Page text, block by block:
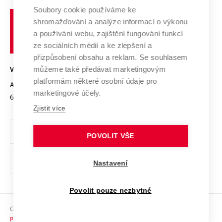
Výzkumné infrastruktury
Transfer znalostí
Open Science
Projekty
Projekty ze strukturálních fondů
Specifický výzkum
Spolupráce se školami
Služby univerzity
Mezinárodní dohody
Univerzitní sítě
Profil univerzity
Udržitelná univerzita
Podnikavá univerzita / ContriBUTe
Bezpečná univerzita
Vyznamenání
Organizační struktura
Ochrana osobních údajů
odkaz)
Sociální bezpečí
učení
technické
VYSOKÉ UČENÍ TECHNICKÉ V BRNĚ
Antonínská 548/1
602 00 Brno
www.vut.cz
vut@vutbr.cz
Copyright © 2026 VUT
Prohlášení o přístupnosti
Soubory cookie používáme ke
shromažďování a analýze informací o výkonu
a používání webu, zajištění fungování funkcí
ze sociálních médií a ke zlepšení a
přizpůsobení obsahu a reklam. Se souhlasem
můžeme také předávat marketingovým
platformám některé osobní údaje pro
marketingové účely.
Zjistit více
POVOLIT VŠE
Nastavení
Povolit pouze nezbytné